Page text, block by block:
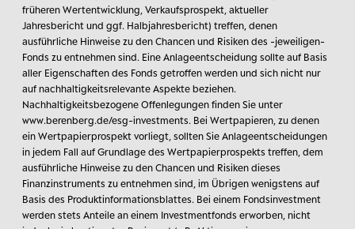
früheren Wertentwicklung, Verkaufsprospekt, aktueller
Jahresbericht und ggf. Halbjahresbericht) treffen, denen
ausführliche Hinweise zu den Chancen und Risiken des -jeweiligen-
Fonds zu entnehmen sind. Eine Anlageentscheidung sollte auf Basis
aller Eigenschaften des Fonds getroffen werden und sich nicht nur
auf nachhaltigkeitsrelevante Aspekte beziehen.
Nachhaltigkeitsbezogene Offenlegungen finden Sie unter
www.berenberg.de/esg-investments. Bei Wertpapieren, zu denen
ein Wertpapierprospekt vorliegt, sollten Sie Anlageentscheidungen
in jedem Fall auf Grundlage des Wertpapierprospekts treffen, dem
ausführliche Hinweise zu den Chancen und Risiken dieses
Finanzinstruments zu entnehmen sind, im Übrigen wenigstens auf
Basis des Produktinformationsblattes. Bei einem Fondsinvestment
werden stets Anteile an einem Investmentfonds erworben, nicht